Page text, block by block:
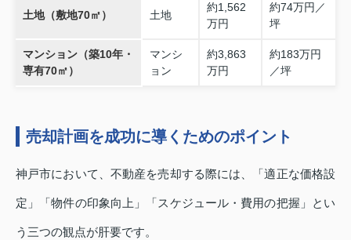
土地（敷地70㎡） 土地
約1,562
万円
約74万円／
坪
マンション（築10年・
専有70㎡）
マンシ
ョン
約3,863
万円
約183万円
／坪
売却計画を成功に導くためのポイント
神戸市において、不動産を売却する際には、「適正な価格設
定」「物件の印象向上」「スケジュール・費用の把握」とい
う三つの観点が肝要です。